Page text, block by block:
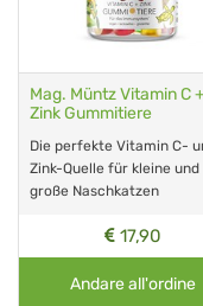
Mag. Müntz Vitamin C +
Zink Gummitiere
Die perfekte Vitamin C-
Zink-Quelle für kleine und
große Naschkatzen
17,90
Andare all'ordine